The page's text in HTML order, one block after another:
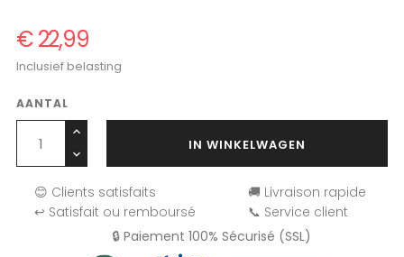
€ 22,99
Inclusief belasting
AANTAL
IN WINKELWAGEN
😊 Clients satisfaits
🚚 Livraison rapide
↩️ Satisfait ou remboursé
📞 Service client
🔒 Paiement 100% Sécurisé (SSL)